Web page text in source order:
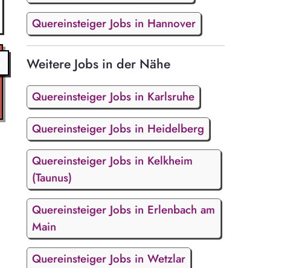
Quereinsteiger Jobs in Hannover
Weitere Jobs in der Nähe
Quereinsteiger Jobs in Karlsruhe
Quereinsteiger Jobs in Heidelberg
Quereinsteiger Jobs in Kelkheim
(Taunus)
Quereinsteiger Jobs in Erlenbach am
Main
Quereinsteiger Jobs in Wetzlar